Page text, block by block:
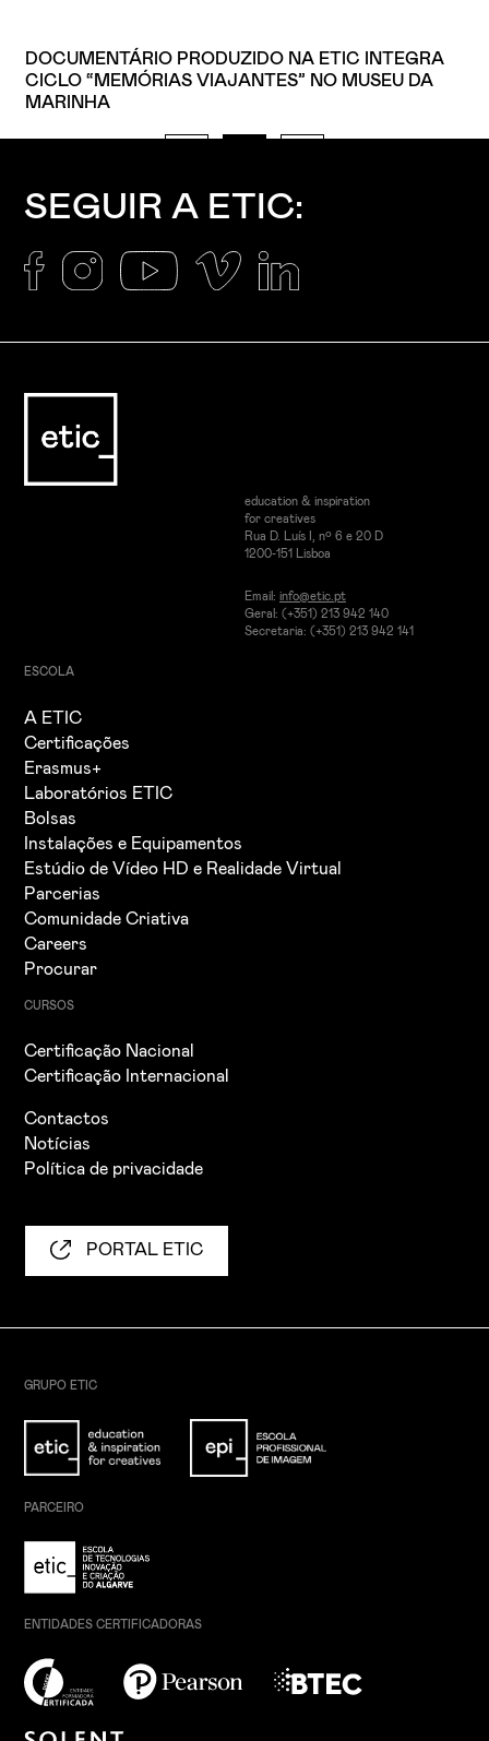
PRODUZIDO NA ETIC INTEGRA
“MEMÓRIAS VIAJANTES” NO MUSEU DA
TENS
O
SEGUIR A ETIC:
education & inspiration
for creatives
Rua D. Luís I, nº 6 e 20 D
1200-151 Lisboa
Email: info@etic.pt
Geral: (+351) 213 942 140
Secretaria: (+351) 213 942 141
ESCOLA
A ETIC
Certificações
Erasmus+
Laboratórios ETIC
Bolsas
Instalações e Equipamentos
Estúdio de Vídeo HD e Realidade Virtual
Parcerias
Comunidade Criativa
Careers
Procurar
CURSOS
Certificação Nacional
Certificação Internacional
Contactos
Notícias
Política de privacidade
PORTAL ETIC
GRUPO ETIC
PARCEIRO
ENTIDADES CERTIFICADORAS